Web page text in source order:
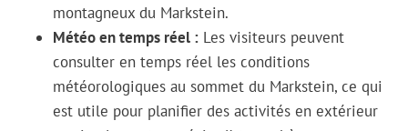
montagneux du Markstein.
Météo en temps réel : Les visiteurs peuvent
consulter en temps réel les conditions
météorologiques au sommet du Markstein, ce qui
est utile pour planifier des activités en extérieur